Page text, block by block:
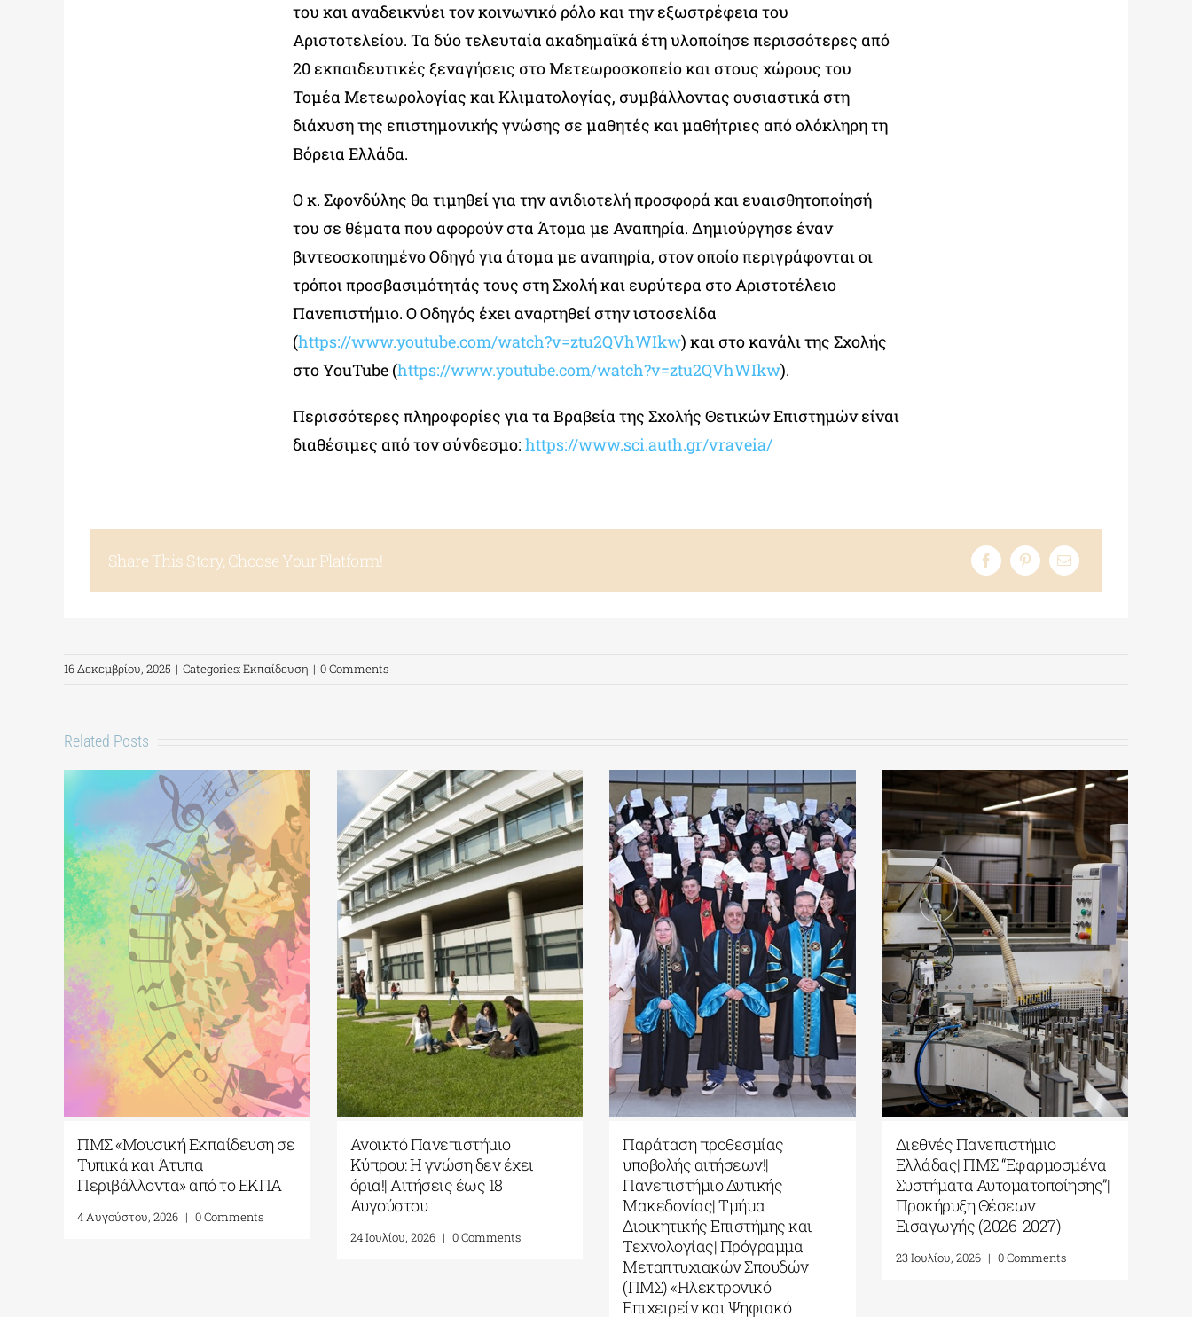
του και αναδεικνύει τον κοινωνικό ρόλο και την εξωστρέφεια του
Αριστοτελείου. Τα δύο τελευταία ακαδημαϊκά έτη υλοποίησε περισσότερες από
20 εκπαιδευτικές ξεναγήσεις στο Μετεωροσκοπείο και στους χώρους του
Τομέα Μετεωρολογίας και Κλιματολογίας, συμβάλλοντας ουσιαστικά στη
διάχυση της επιστημονικής γνώσης σε μαθητές και μαθήτριες από ολόκληρη τη
Βόρεια Ελλάδα.
Ο κ. Σφονδύλης θα τιμηθεί για την ανιδιοτελή προσφορά και ευαισθητοποίησή
του σε θέματα που αφορούν στα Άτομα με Αναπηρία. Δημιούργησε έναν
βιντεοσκοπημένο Οδηγό για άτομα με αναπηρία, στον οποίο περιγράφονται οι
τρόποι προσβασιμότητάς τους στη Σχολή και ευρύτερα στο Αριστοτέλειο
Πανεπιστήμιο. Ο Οδηγός έχει αναρτηθεί στην ιστοσελίδα
(https://www.youtube.com/watch?v=ztu2QVhWIkw) και στο κανάλι της Σχολής
στο YouTube (https://www.youtube.com/watch?v=ztu2QVhWIkw).
Περισσότερες πληροφορίες για τα Βραβεία της Σχολής Θετικών Επιστημών είναι
διαθέσιμες από τον σύνδεσμο: https://www.sci.auth.gr/vraveia/
Share This Story, Choose Your Platform!
16 Δεκεμβρίου, 2025 | Categories:Εκπαίδευση | 0 Comments
Related Posts
ΠΜΣ «Μουσική Εκπαίδευση σε
Τυπικά και Άτυπα
Περιβάλλοντα» από το ΕΚΠΑ
4 Αυγούστου, 2026 | 0 Comments
Ανοικτό Πανεπιστήμιο
Κύπρου: Η γνώση δεν έχει
όρια!| Αιτήσεις έως 18
Αυγούστου
24 Ιουλίου, 2026 | 0 Comments
Παράταση προθεσμίας
υποβολής αιτήσεων!|
Πανεπιστήμιο Δυτικής
Μακεδονίας| Τμήμα
Διοικητικής Επιστήμης και
Τεχνολογίας| Πρόγραμμα
Μεταπτυχιακών Σπουδών
(ΠΜΣ) «Ηλεκτρονικό
Επιχειρείν και Ψηφιακό
Διεθνές Πανεπιστήμιο
Ελλάδας| ΠΜΣ “Εφαρμοσμένα
Συστήματα Αυτοματοποίησης”|
Προκήρυξη Θέσεων
Εισαγωγής (2026-2027)
23 Ιουλίου, 2026 | 0 Comments